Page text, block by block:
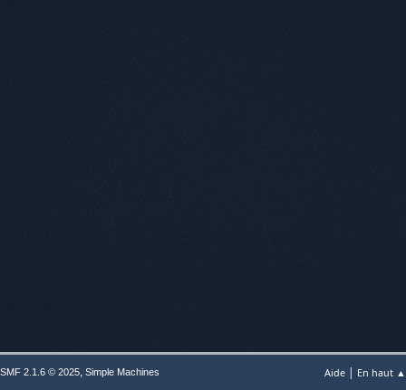
Aide | En haut ▲
SMF 2.1.6 © 2025, Simple Machines